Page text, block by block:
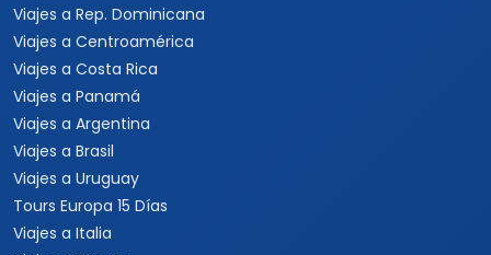
Viajes a Rep. Dominicana
Viajes a Centroamérica
Viajes a Costa Rica
Viajes a Panamá
Viajes a Argentina
Viajes a Brasil
Viajes a Uruguay
Tours Europa 15 Días
Viajes a Italia